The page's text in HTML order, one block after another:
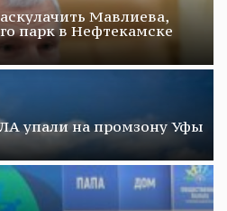
Мавлиева,
парк в Нефтекамске
упали на промзону Уфы